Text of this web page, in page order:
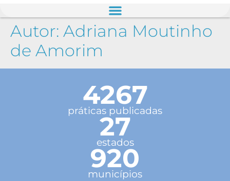
Autor: Adriana Moutinho
de Amorim
4267
práticas publicadas
27
estados
920
municípios